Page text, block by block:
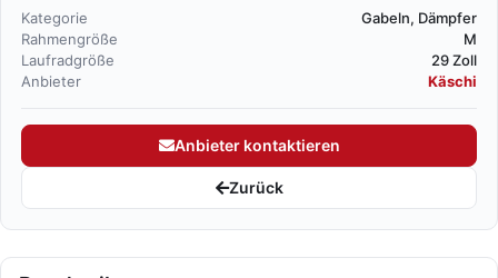
Kategorie
Gabeln, Dämpfer
Rahmengröße
M
Laufradgröße
29 Zoll
Anbieter
Käschi
Anbieter kontaktieren
Zurück